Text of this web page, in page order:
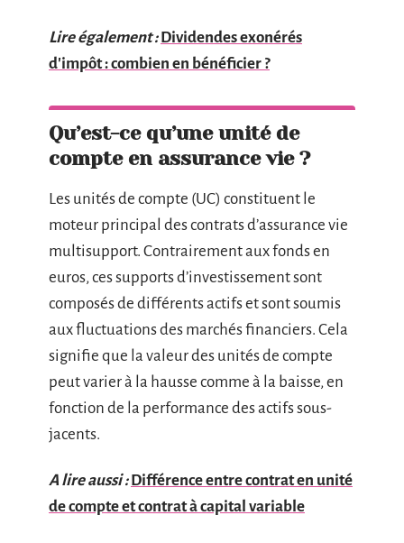
Lire également : Dividendes exonérés
d'impôt : combien en bénéficier ?
Qu’est-ce qu’une unité de
compte en assurance vie ?
Les unités de compte (UC) constituent le
moteur principal des contrats d’assurance vie
multisupport. Contrairement aux fonds en
euros, ces supports d’investissement sont
composés de différents actifs et sont soumis
aux fluctuations des marchés financiers. Cela
signifie que la valeur des unités de compte
peut varier à la hausse comme à la baisse, en
fonction de la performance des actifs sous-
jacents.
A lire aussi : Différence entre contrat en unité
de compte et contrat à capital variable